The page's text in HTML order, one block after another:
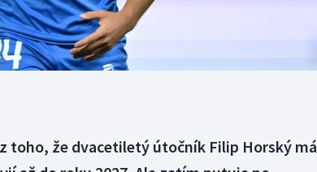
Plážový volejbal
toho, že dvacetiletý útočník Filip Horský má